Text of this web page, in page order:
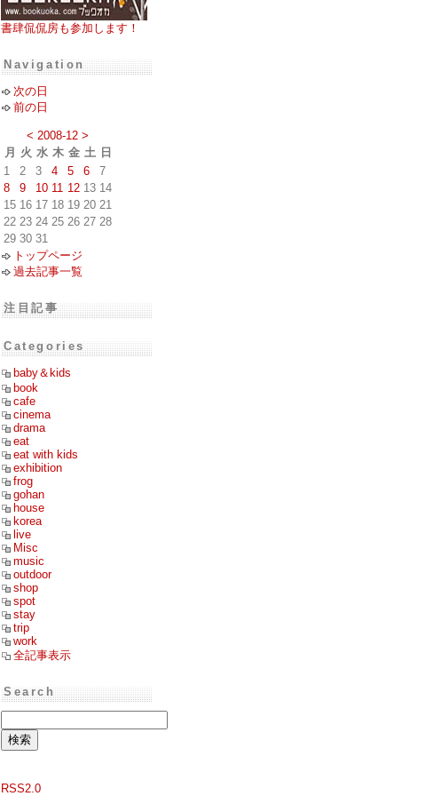
書肆侃侃房も参加します！
Navigation
次の日
前の日
< 2008-12 >
月
火 水 木 金 土 日
1
2 3 4 5 6
7
8
9 10 11 12 13 14
15 16 17 18 19 20 21
22 23 24 25 26 27 28
29 30 31
トップページ
過去記事一覧
注目記事
Categories
baby＆kids
book
cafe
cinema
drama
eat
eat with kids
exhibition
frog
gohan
house
korea
live
Misc
music
outdoor
shop
spot
stay
trip
work
全記事表示
Search
RSS2.0